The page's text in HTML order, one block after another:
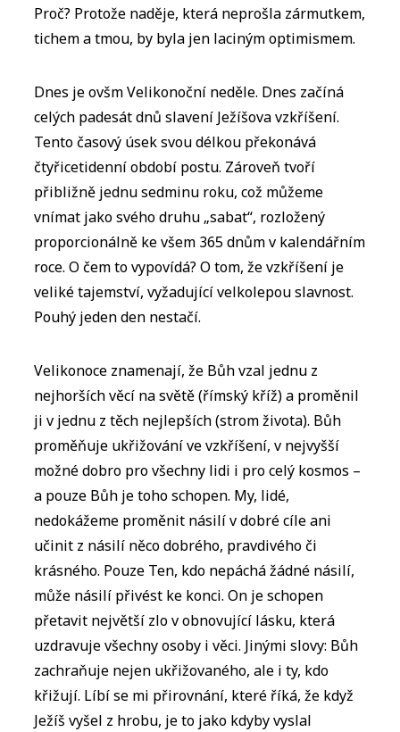
Proč? Protože naděje, která neprošla zármutkem,
tichem a tmou, by byla jen laciným optimismem.
Dnes je ovšm Velikonoční neděle. Dnes začíná
celých padesát dnů slavení Ježíšova vzkříšení.
Tento časový úsek svou délkou překonává
čtyřicetidenní období postu. Zároveň tvoří
přibližně jednu sedminu roku, což můžeme
vnímat jako svého druhu „sabat“, rozložený
proporcionálně ke všem 365 dnům v kalendářním
roce. O čem to vypovídá? O tom, že vzkříšení je
veliké tajemství, vyžadující velkolepou slavnost.
Pouhý jeden den nestačí.
Velikonoce znamenají, že Bůh vzal jednu z
nejhorších věcí na světě (římský kříž) a proměnil
ji v jednu z těch nejlepších (strom života). Bůh
proměňuje ukřižování ve vzkříšení, v nejvyšší
možné dobro pro všechny lidi i pro celý kosmos –
a pouze Bůh je toho schopen. My, lidé,
nedokážeme proměnit násilí v dobré cíle ani
učinit z násilí něco dobrého, pravdivého či
krásného. Pouze Ten, kdo nepáchá žádné násilí,
může násilí přivést ke konci. On je schopen
přetavit největší zlo v obnovující lásku, která
uzdravuje všechny osoby i věci. Jinými slovy: Bůh
zachraňuje nejen ukřižovaného, ale i ty, kdo
křižují. Líbí se mi přirovnání, které říká, že když
Ježíš vyšel z hrobu, je to jako kdyby vyslal